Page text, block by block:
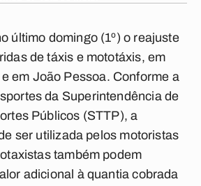
último domingo (1º) o reajuste
de táxis e mototáxis, em
em João Pessoa. Conforme a
da Superintendência de
Públicos (STTP), a
ser utilizada pelos motoristas
também podem
adicional à quantia cobrada